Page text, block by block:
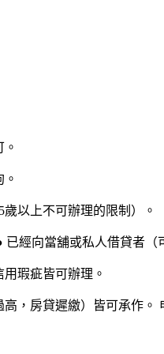
以上不可辦理的限制）。
經向當舖或私人借貸者（
瑕疵皆可辦理。
，房貸遲繳）皆可承作。